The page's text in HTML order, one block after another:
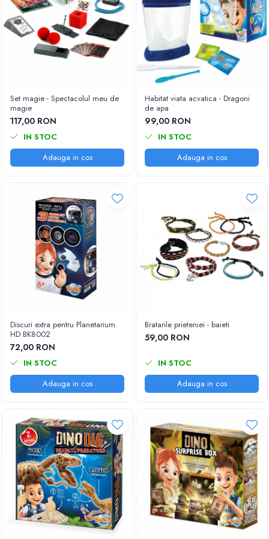
Set magie - Spectacolul meu de
magie
117,00 RON
IN STOC
Adauga in cos
Habitat viata acvatica - Dragoni
de apa
99,00 RON
IN STOC
Adauga in cos
Discuri extra pentru Planetarium
HD BK8002
72,00 RON
IN STOC
Adauga in cos
Bratarile prieteniei - baieti
59,00 RON
IN STOC
Adauga in cos